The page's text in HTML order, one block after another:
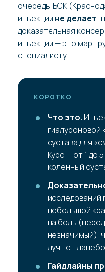
очередь. БСК
инъекции не делает:
доказательная
инъекции — это
специалисту.
КОРОТКО
Что это.
гиалуроновой
сустава для
Курс — от 1 до
коленный
исследований
небольшой
на боль
незначимый),
лучше
Гайдлайны